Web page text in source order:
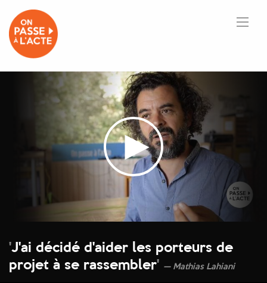
'J'ai décidé d'aider les porteurs de
projet à se rassembler' Mathias Lahiani